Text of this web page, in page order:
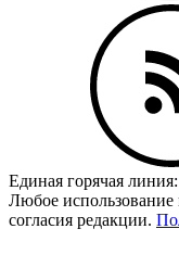
Единая горячая линия:
Любое использование
согласия редакции.